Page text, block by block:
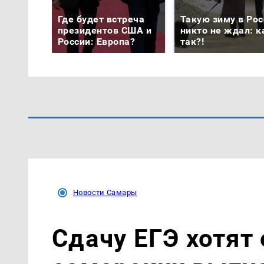
Где будет встреча
президентов США и
России: Европа?
Такую зиму в
никто не ждал:
так?!
Новости Самары
Сдачу ЕГЭ